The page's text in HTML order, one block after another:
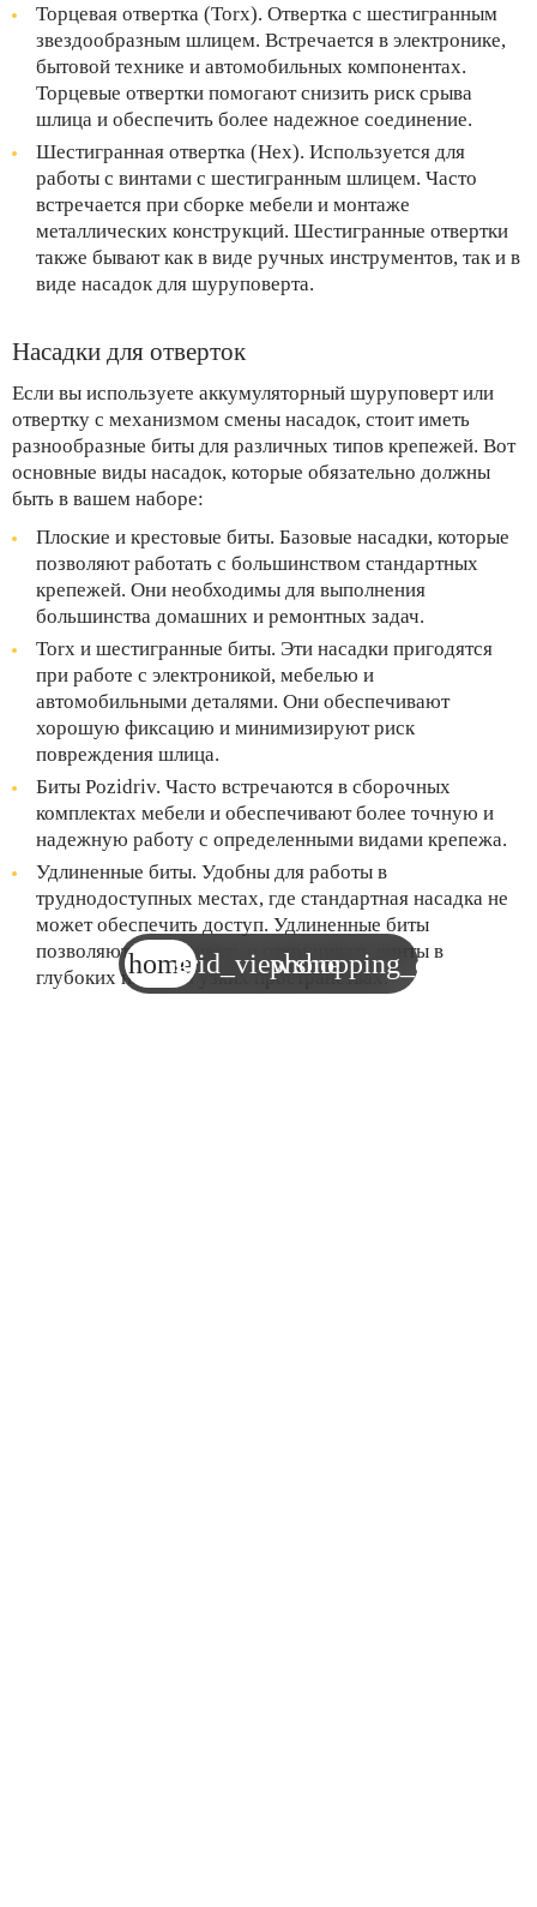
Торцевая отвертка (Torx). Отвертка с шестигранным
звездообразным шлицем. Встречается в электронике,
бытовой технике и автомобильных компонентах.
Торцевые отвертки помогают снизить риск срыва
шлица и обеспечить более надежное соединение.
Шестигранная отвертка (Hex). Используется для
работы с винтами с шестигранным шлицем. Часто
встречается при сборке мебели и монтаже
металлических конструкций. Шестигранные отвертки
также бывают как в виде ручных инструментов, так и в
виде насадок для шуруповерта.
Насадки для отверток
Если вы используете аккумуляторный шуруповерт или
отвертку с механизмом смены насадок, стоит иметь
разнообразные биты для различных типов крепежей. Вот
основные виды насадок, которые обязательно должны
быть в вашем наборе:
Плоские и крестовые биты. Базовые насадки, которые
позволяют работать с большинством стандартных
крепежей. Они необходимы для выполнения
большинства домашних и ремонтных задач.
Torx и шестигранные биты. Эти насадки пригодятся
при работе с электроникой, мебелью и
автомобильными деталями. Они обеспечивают
хорошую фиксацию и минимизируют риск
повреждения шлица.
Биты Pozidriv. Часто встречаются в сборочных
комплектах мебели и обеспечивают более точную и
надежную работу с определенными видами крепежа.
Удлиненные биты. Удобны для работы в
труднодоступных местах, где стандартная насадка не
может обеспечить доступ. Удлиненные биты
позволяют закручивать и откручивать винты в
глубоких нишах и узких пространствах.
homegrid_viewphone
shopping_cart